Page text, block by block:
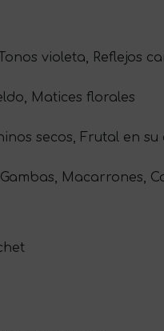
violeta, Reflejos
Matices florales
secos, Frutal en su
Macarrones,